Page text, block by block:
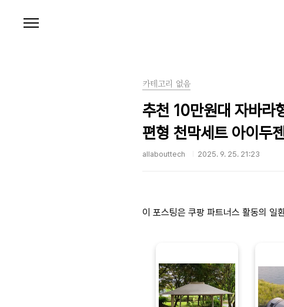
카테고리 없음
추천 10만원대 자바라
편형 천막세트 아이두
allabouttech 2025. 9. 25. 21:23
이 포스팅은 쿠팡 파트너스 활동의 일